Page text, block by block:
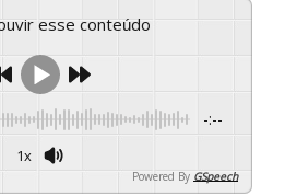
esse conteúdo
-:--
1x
Powered By GSpeech